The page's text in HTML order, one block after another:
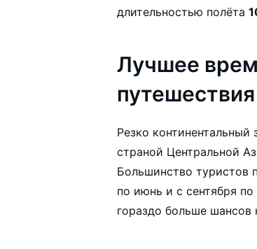
длительностью полёта
Лучшее
Резко
страной Центральной
Большинство туристов
по июнь и с сентября
гораздо больше шансов